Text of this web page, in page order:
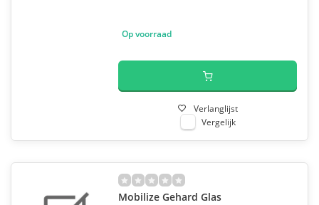
Op voorraad
Verlanglijst
Vergelijk
Mobilize Gehard Glas